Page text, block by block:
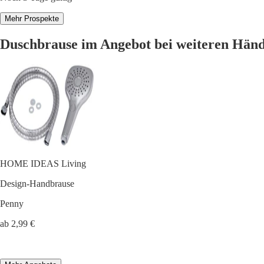
Mehr Prospekte
Duschbrause im Angebot bei weiteren
HOME IDEAS Living
Design-Handbrause
Penny
ab 2,99 €